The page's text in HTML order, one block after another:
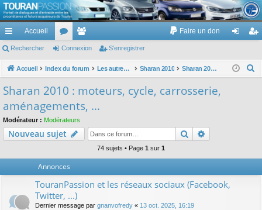
TouranPassion
Le forum des propriétaires ou futurs acquéreurs du Volkswagen Touran
cc
ès
de
Accueil
or
u
e
m
es
Faire un don
ne nr
Rechercher Connexion S’enregistrer
Accueil Index du forum Les autres voitures et ce qui touche à la voiture Sharan 2010 Sharan 2010 : moteurs, cycle, carrosserie, aménagements, ...
h
Sharan 2010 : moteurs, cycle, carrosserie,
aménagements, ...
Modérateur : Modérateurs
Nouveau sujet Rechercher
74 sujets • Page 1 sur 1
Annonces
TouranPassion et les réseaux sociaux (Facebook,
Twitter, ...)
Dernier message par gnanvofredy « 13 oct. 2025, 16:19